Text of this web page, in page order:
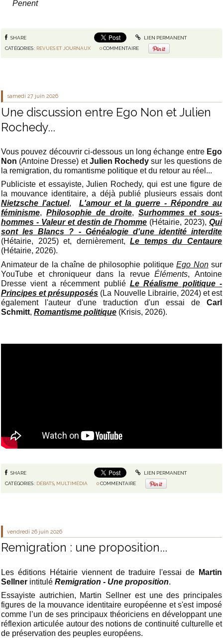
Penent
SHARE
LIEN PERMANENT
CATÉGORIES : REVUES ET JOURNAUX 0 COMMENTAIRE
samedi 27 juin 2026
Une discussion entre Ego Non et Julien
Rochedy...
Vous pouvez découvrir ci-dessous un long échange entre Ego
Non (Antoine Dresse) etJulien Rochedy sur les questions de
la remigration, du romantisme politique et du retour au réel...
Publiciste et essayiste, Julien Rochedy, qui est une figure de
la mouvance identitaire, a déjà publié plusieurs essais dont
Nietzsche l'actuel, L'amour et la guerre - Répondre au
féminisme, Philosophie de droite, Surhommes et sous-
hommes - Valeur et destin de l'homme (Hétairie, 2023),Qui
sont les Blancs ? - Généalogie d'une identité interdite
(Hétairie, 2025) et, dernièrement,Le temps du Centaure
(Hétairie, 2026).
Animateur de la chaîne de philosophie politiqueEgo Nonsur
YouTube et chroniqueur dans la revueÉléments,
Antoine
Dresse vient a récemment publié Le Réalisme politique -
Principes et présupposés (La Nouvelle Librairie, 2024) et est
également l'auteur d'une traduction d'un essai de Carl
Schmitt, Romantisme politique (Krisis, 2026).
SHARE
LIEN PERMANENT
CATÉGORIES : DÉBATS, MULTIMÉDIA 0 COMMENTAIRE
vendredi 26 juin 2026
Remigration : une proposition...
Les éditions Hétairie viennent de traduire l'essai de
Martin
Sellner intitulé Remigration - Une proposition.
Essayiste autrichien, Martin Sellner est une des principales
figures de la mouvance identitaire européenne et s'est imposé
comme l’un de ses principaux théoriciens en développant une
réflexion articulée autour des notions de continuité culturelle et
de préservation des peuples européens.